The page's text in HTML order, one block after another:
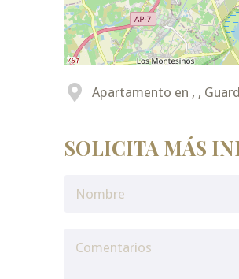
Apartamento en , ,
SOLICITA MÁS